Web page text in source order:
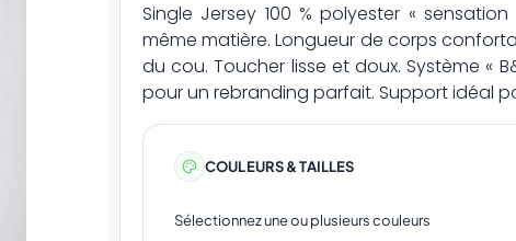
Single Jersey 100 % polyester «
même matière. Longueur de corps
du cou. Toucher lisse et doux. Système «
pour un rebranding parfait. Support idéal
COULEURS & TAILLES
Sélectionnez une ou plusieurs couleurs